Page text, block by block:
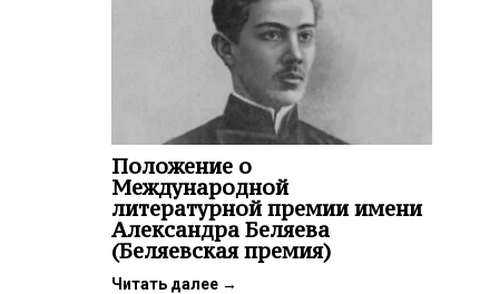
Положение о
Международной
литературной премии имени
Александра Беляева
(Беляевская премия)
Читать далее →